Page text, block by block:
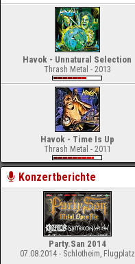
Havok - Unnatural Selection
Thrash Metal - 2013
Havok - Time Is Up
Thrash Metal - 2011
Konzertberichte
Party.San 2014
07.08.2014 - Schlotheim, Flugplatz